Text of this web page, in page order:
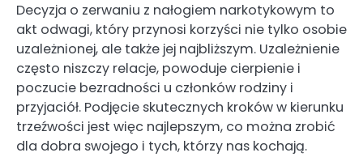
Decyzja o zerwaniu z nałogiem narkotykowym to
akt odwagi, który przynosi korzyści nie tylko osobie
uzależnionej, ale także jej najbliższym. Uzależnienie
często niszczy relacje, powoduje cierpienie i
poczucie bezradności u członków rodziny i
przyjaciół. Podjęcie skutecznych kroków w kierunku
trzeźwości jest więc najlepszym, co można zrobić
dla dobra swojego i tych, którzy nas kochają.